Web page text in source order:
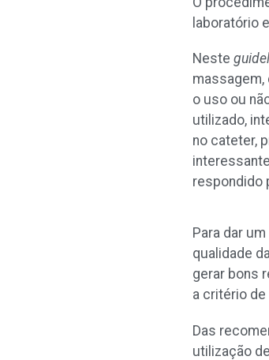
laboratório
Neste
o uso ou
utilizado,
no cateter,
respondido
Para dar
qualidade
gerar bons
a critério
Das
utilização